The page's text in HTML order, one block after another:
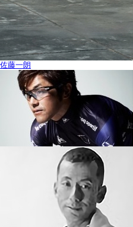
佐藤一朗